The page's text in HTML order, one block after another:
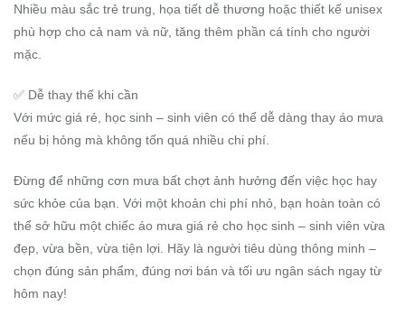
Nhiều màu sắc trẻ trung, họa tiết dễ thương hoặc thiết kế unisex
phù hợp cho cả nam và nữ, tăng thêm phần cá tính cho người
mặc.
✅ Dễ thay thế khi cần
Với mức giá rẻ, học sinh – sinh viên có thể dễ dàng thay áo mưa
nếu bị hỏng mà không tốn quá nhiều chi phí.
Đừng để những cơn mưa bất chợt ảnh hưởng đến việc học hay
sức khỏe của bạn. Với một khoản chi phí nhỏ, bạn hoàn toàn có
thể sở hữu một chiếc áo mưa giá rẻ cho học sinh – sinh viên vừa
đẹp, vừa bền, vừa tiện lợi. Hãy là người tiêu dùng thông minh –
chọn đúng sản phẩm, đúng nơi bán và tối ưu ngân sách ngay từ
hôm nay!